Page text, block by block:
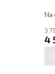
Na
3
4